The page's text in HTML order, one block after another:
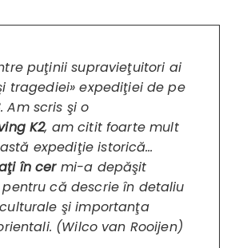
puţinii supravieţuitori ai
tragediei» expediţiei de pe
Am scris şi o
K2, am citit foarte mult
expediţie istorică…
în cermi-a depăşit
că descrie în detaliu
şi importanţa
(Wilco van Rooijen)